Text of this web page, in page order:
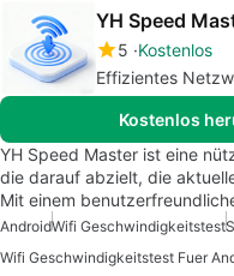
YH Speed
5 Kostenlos
Effizientes
Kostenlos
YH Speed Master ist eine
die darauf abzielt, die
Mit einem
AndroidWifi Geschwindigkeitstest
Wifi Geschwindigkeitstest Fuer